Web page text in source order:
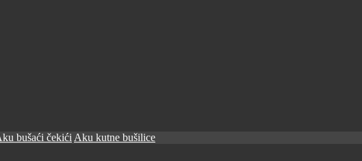
bušaći čekići Aku kutne bušilice